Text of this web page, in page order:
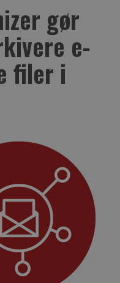
gør
e-
filer i